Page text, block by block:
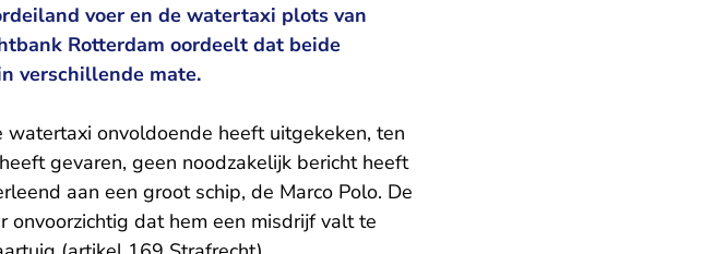
voer en de watertaxi plots van
Rotterdam oordeelt dat beide
verschillende mate.
onvoldoende heeft uitgekeken, ten
gevaren, geen noodzakelijk bericht heeft
aan een groot schip, de Marco Polo. De
onvoorzichtig dat hem een misdrijf valt te